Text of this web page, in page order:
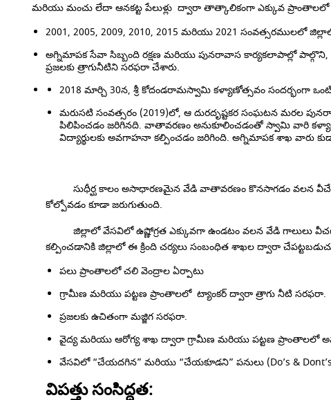
మరియు మంచు లేదా ఆనకట్ట పేలుళ్లు ద్వారా తాత్కాలికంగా ఎక్కువ
2001, 2005, 2009, 2010, 2015 మరియు 2021 సంవత్సరములలో
అగ్నిమాపక సేవా సిబ్బంది రక్షణ మరియు పునరావాస కార్యకలాపాల్లో
ప్రజలకు త్రాగునీటిని సరఫరా చేశారు.
2018 మార్చి 30న, శ్రీ కోదండరామస్వామి కళ్యాణోత్సవం సందర్భంగా
మరుసటి సంవత్సరం (2019)లో, ఆ దురదృష్టకర సంఘటన మరల
పిలిపించడం జరిగినది. వాతావరణం అనుకూలించడంతో స్వామి వారి
విద్యార్థులకు అవగాహనా కల్పించడం జరిగింది. అగ్నిమాపక శాఖ వారు
సుధీర్ఘ కాలం అసాధారణమైన వేడి వాతావరణం కొనసాగడం వలన వీచే వేడి
కోల్పోవడం కూడా జరుగుతుంది.
జిల్లాలో వేసవిలో ఉష్ణోగ్రత ఎక్కువగా ఉండటం వలన వేడి గాలులు
కల్పించడానికి జిల్లాలో ఈ క్రింది చర్యలు సంబంధిత శాఖల ద్వారా
పలు ప్రాంతాలలో చలి వెంద్రాల ఏర్పాటు
గ్రామీణ మరియు పట్టణ ప్రాంతాలలో ట్యాంకర్ ద్వారా త్రాగు నీటి సరఫరా.
ప్రజలకు ఉచితంగా మజ్జిగ సరఫరా.
వైద్య మరియు ఆరోగ్య శాఖ ద్వారా గ్రామీణ మరియు పట్టణ ప్రాంతాలలో
వేసవిలో “చేయదగిన” మరియు “చేయకూడని” పనులు (Do’s & Dont’s)
విపత్తు సంసిద్దత: